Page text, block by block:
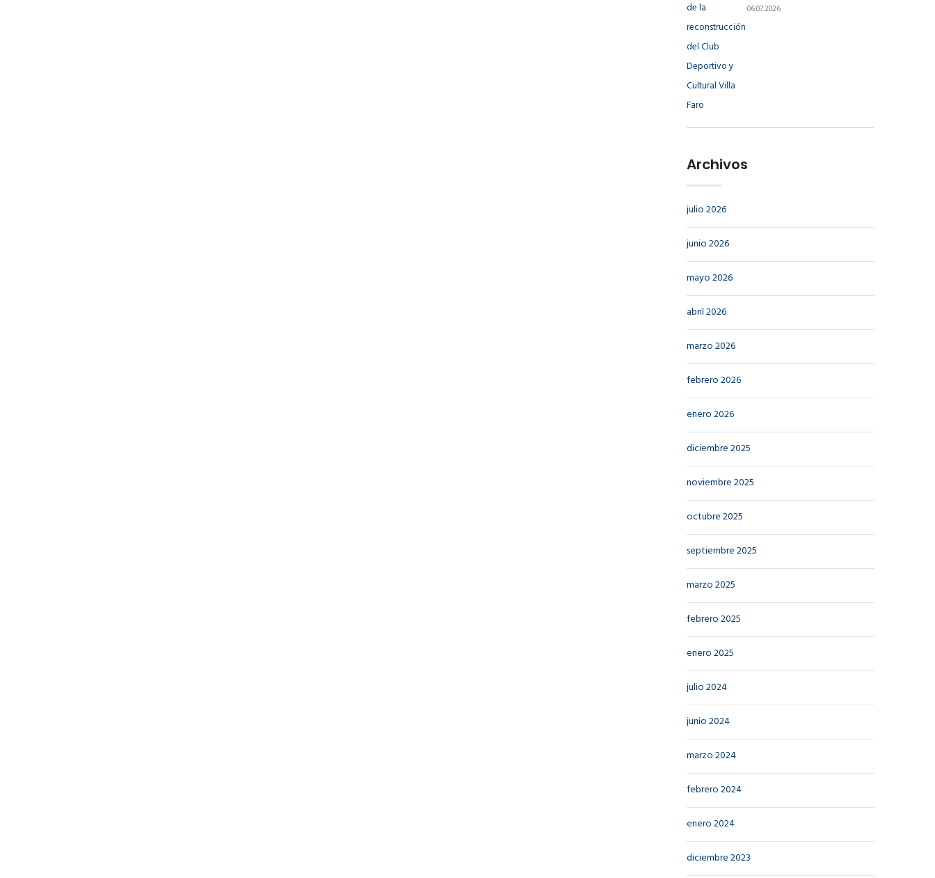
06.07.2026
Archivos
julio 2026
junio 2026
mayo 2026
abril 2026
marzo 2026
febrero 2026
enero 2026
diciembre 2025
noviembre 2025
octubre 2025
septiembre 2025
marzo 2025
febrero 2025
enero 2025
julio 2024
junio 2024
marzo 2024
febrero 2024
enero 2024
diciembre 2023